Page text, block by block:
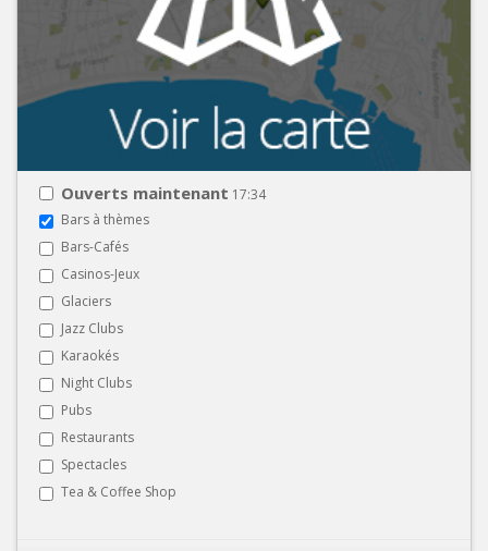
Ouverts maintenant 17:34
Bars à thèmes
Bars-Cafés
Casinos-Jeux
Glaciers
Jazz Clubs
Karaokés
Night Clubs
Pubs
Restaurants
Spectacles
Tea & Coffee Shop